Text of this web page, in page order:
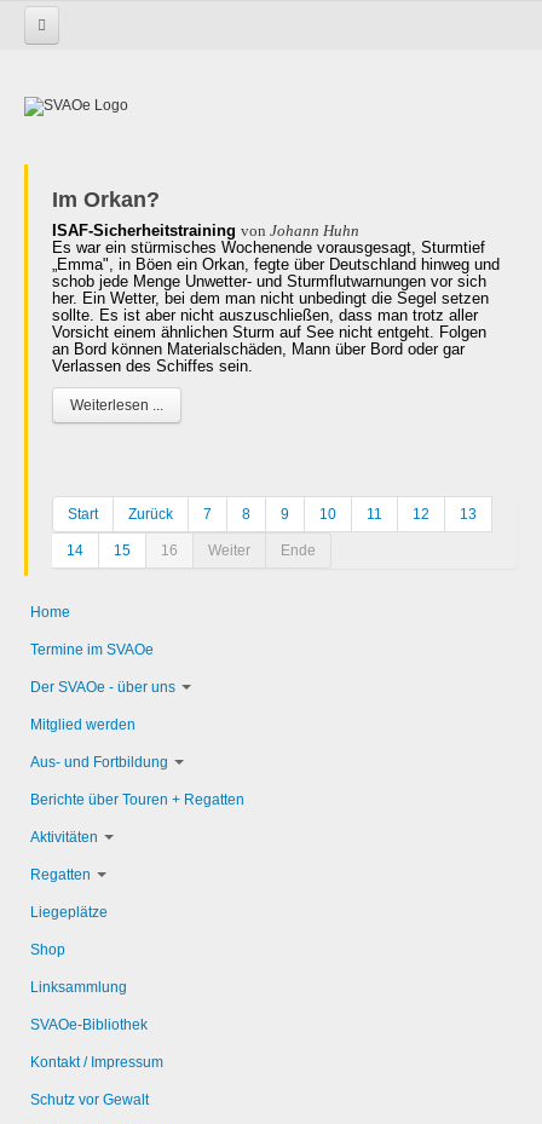
Im Orkan?
ISAF-Sicherheitstraining von Johann Huhn
Es war ein stürmisches Wochenende vorausgesagt, Sturmtief
„Emma", in Böen ein Orkan, fegte über Deutschland hinweg und
schob jede Menge Unwetter- und Sturmflutwarnungen vor sich
her. Ein Wetter, bei dem man nicht unbedingt die Segel setzen
sollte. Es ist aber nicht auszuschließen, dass man trotz aller
Vorsicht einem ähnlichen Sturm auf See nicht entgeht. Folgen
an Bord können Materialschäden, Mann über Bord oder gar
Verlassen des Schiffes sein.
Weiterlesen ...
Start Zurück 7 8 9 10 11 12 13
14 15 16 Weiter Ende
Home
Termine im SVAOe
Der SVAOe - über uns
Mitglied werden
Aus- und Fortbildung
Berichte über Touren + Regatten
Aktivitäten
Regatten
Liegeplätze
Shop
Linksammlung
SVAOe-Bibliothek
Kontakt / Impressum
Schutz vor Gewalt